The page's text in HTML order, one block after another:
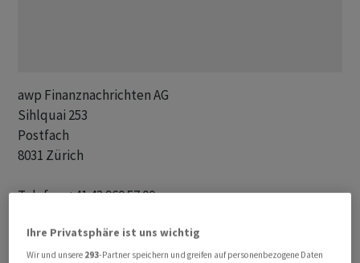
awp Finanznachrichten AG
Sihlquai 253
Postfach
8031 Zürich
Telefon: +41 43 960 57 00
Internet: www.awp.ch
Ihre Privatsphäre ist uns wichtig
Wir und unsere 293-Partner speichern und greifen auf personenbezogene Daten